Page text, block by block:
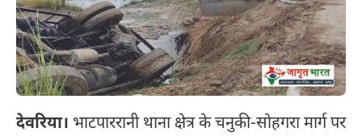
देवरिया। भाटपाररानी थाना क्षेत्र के चनुकी-सोहगरा मार्ग पर